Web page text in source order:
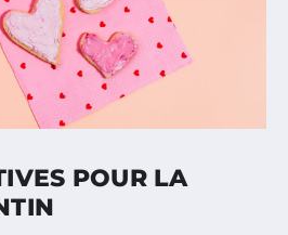
POUR LA